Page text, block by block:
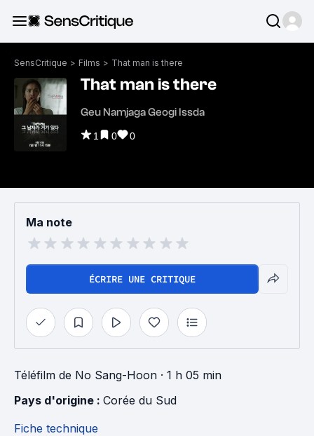
SensCritique > Films > That man is there
That man is there
Geu Namjaga Geogi Issda
1 0 0
Ma note
ÉCRIRE UNE CRITIQUE
Téléfilm de No Sang-Hoon · 1 h 05 min
Pays d'origine : Corée du Sud
Fiche technique